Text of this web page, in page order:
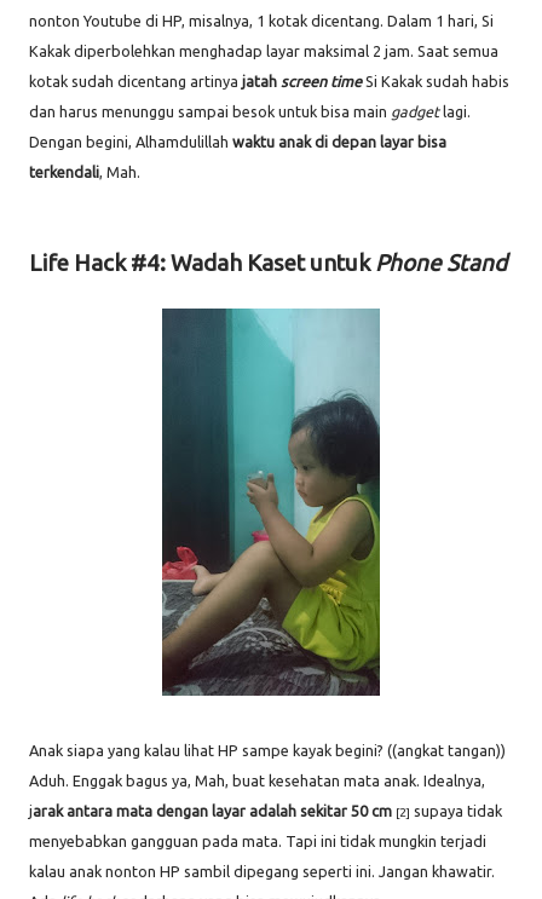
nonton Youtube di HP, misalnya, 1 kotak dicentang. Dalam 1 hari, Si
Kakak diperbolehkan menghadap layar maksimal 2 jam. Saat semua
kotak sudah dicentang artinya jatah screen timeSi Kakak sudah habis
dan harus menunggu sampai besok untuk bisa main gadgetlagi.
Dengan begini, Alhamdulillah waktu anak di depan layar bisa
terkendali , Mah.
Life Hack #4: Wadah Kaset untukPhone Stand
Anak siapa yang kalau lihat HP sampe kayak begini? ((angkat tangan))
Aduh. Enggak bagus ya, Mah, buat kesehatan mata anak. Idealnya,
jarak antara mata dengan layar adalah sekitar 50 cm [2] supaya tidak
menyebabkan gangguan pada mata. Tapi ini tidak mungkin terjadi
kalau anak nonton HP sambil dipegang seperti ini. Jangan khawatir.